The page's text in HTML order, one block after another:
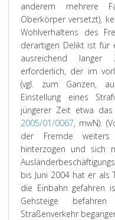
anderem mehrere
Oberkörper versetzt),
Wohlverhaltens des
derartigen Delikt ist für
ausreichend langer
erforderlich, der im
(vgl. zum Ganzen,
Einstellung eines
jüngerer Zeit etwa
2005/01/0067, mwN).
der Fremde weiters
hinterzogen und sich
bis Juni 2004 hat er als
die Einbahn gefahren
Gehsteige
Straßenverkehr